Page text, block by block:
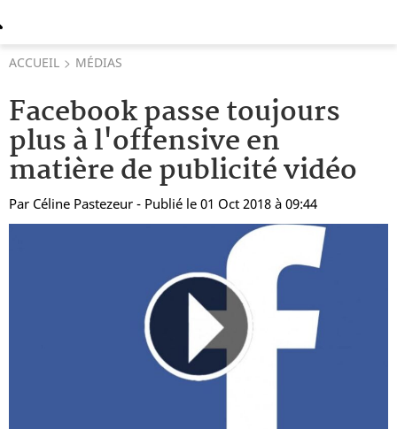
ACCUEIL MÉDIAS
Facebook passe toujours
plus à l'offensive en
matière de publicité vidéo
Par Céline Pastezeur - Publié le 01 Oct 2018 à 09:44